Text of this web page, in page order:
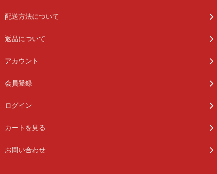
配送方法について
返品について
アカウント
会員登録
ログイン
カートを見る
お問い合わせ